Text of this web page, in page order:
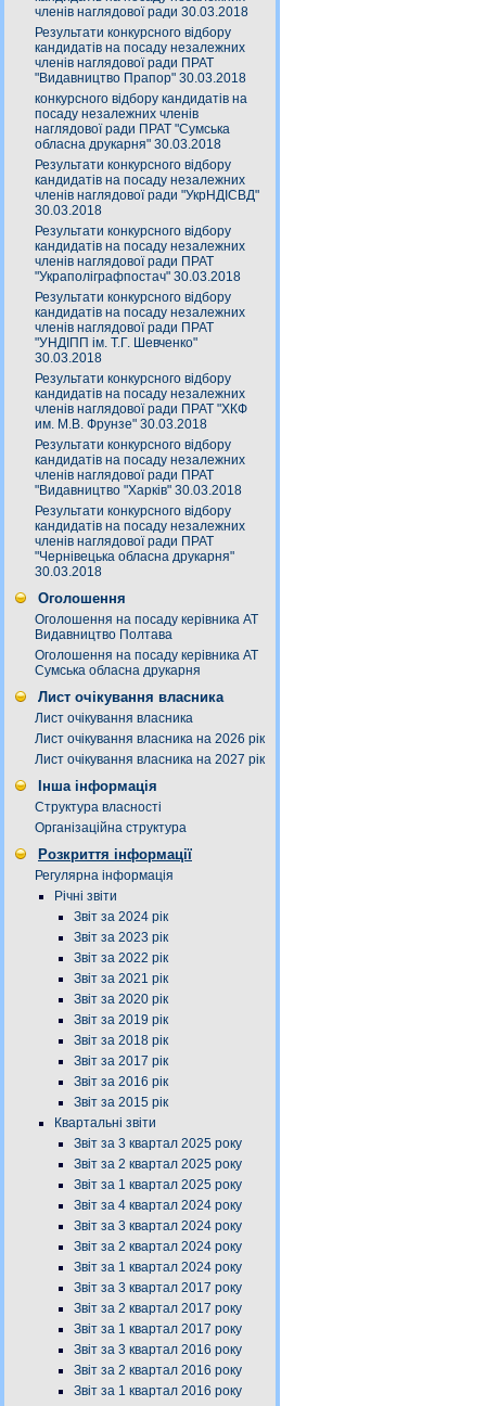
членів наглядової ради 30.03.2018
Результати конкурсного відбору
кандидатів на посаду незалежних
членів наглядової ради ПРАТ
"Видавництво Прапор" 30.03.2018
конкурсного відбору кандидатів на
посаду незалежних членів
наглядової ради ПРАТ "Сумська
обласна друкарня" 30.03.2018
Результати конкурсного відбору
кандидатів на посаду незалежних
членів наглядової ради "УкрНДІСВД"
30.03.2018
Результати конкурсного відбору
кандидатів на посаду незалежних
членів наглядової ради ПРАТ
"Украполіграфпостач" 30.03.2018
Результати конкурсного відбору
кандидатів на посаду незалежних
членів наглядової ради ПРАТ
"УНДІПП ім. Т.Г. Шевченко"
30.03.2018
Результати конкурсного відбору
кандидатів на посаду незалежних
членів наглядової ради ПРАТ "ХКФ
им. М.В. Фрунзе" 30.03.2018
Результати конкурсного відбору
кандидатів на посаду незалежних
членів наглядової ради ПРАТ
"Видавництво "Харків" 30.03.2018
Результати конкурсного відбору
кандидатів на посаду незалежних
членів наглядової ради ПРАТ
"Чернівецька обласна друкарня"
30.03.2018
Оголошення
Оголошення на посаду керівника АТ
Видавництво Полтава
Оголошення на посаду керівника АТ
Сумська обласна друкарня
Лист очікування власника
Лист очікування власника
Лист очікування власника на 2026 рік
Лист очікування власника на 2027 рік
Інша інформація
Структура власності
Організаційна структура
Розкриття інформації
Регулярна інформація
Річні звіти
Звіт за 2024 рік
Звіт за 2023 рік
Звіт за 2022 рік
Звіт за 2021 рік
Звіт за 2020 рік
Звіт за 2019 рік
Звіт за 2018 рік
Звіт за 2017 рік
Звіт за 2016 рік
Звіт за 2015 рік
Квартальні звіти
Звіт за 3 квартал 2025 року
Звіт за 2 квартал 2025 року
Звіт за 1 квартал 2025 року
Звіт за 4 квартал 2024 року
Звіт за 3 квартал 2024 року
Звіт за 2 квартал 2024 року
Звіт за 1 квартал 2024 року
Звіт за 3 квартал 2017 року
Звіт за 2 квартал 2017 року
Звіт за 1 квартал 2017 року
Звіт за 3 квартал 2016 року
Звіт за 2 квартал 2016 року
Звіт за 1 квартал 2016 року